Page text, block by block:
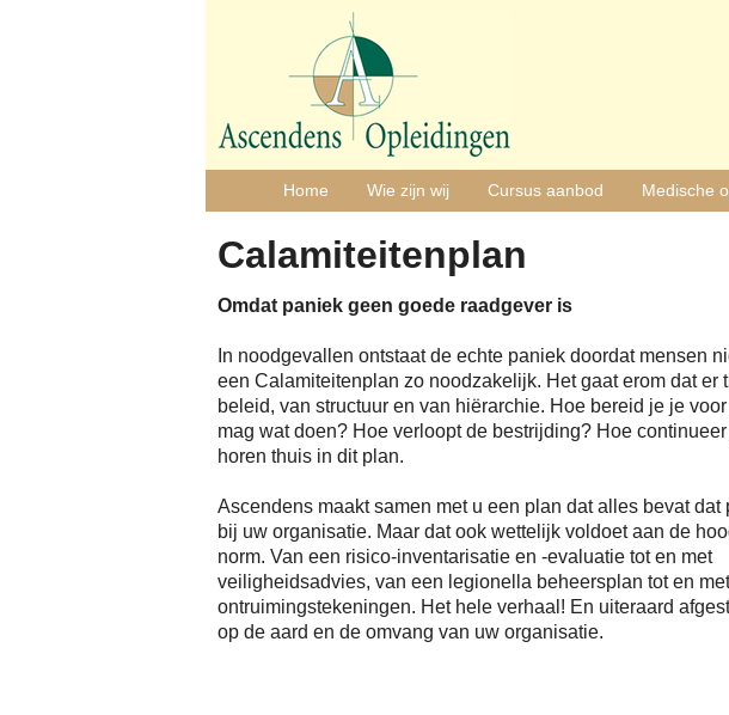
Home Wie zijn wij Cursus aanbod Medische
Calamiteitenplan
Omdat paniek geen goede raadgever is
In noodgevallen ontstaat de echte paniek doordat mensen
een Calamiteitenplan zo noodzakelijk. Het gaat erom dat er
beleid, van structuur en van hiërarchie. Hoe bereid je je
mag wat doen? Hoe verloopt de bestrijding? Hoe
horen thuis in dit plan.
Ascendens maakt samen met u een plan dat alles bevat dat
bij uw organisatie. Maar dat ook wettelijk voldoet aan de
norm. Van een risico-inventarisatie en -evaluatie tot en met
veiligheidsadvies, van een legionella beheersplan tot en met
ontruimingstekeningen. Het hele verhaal! En uiteraard
op de aard en de omvang van uw organisatie.